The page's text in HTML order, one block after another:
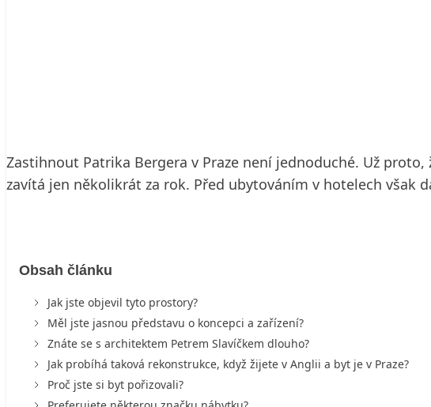
Zastihnout Patrika Bergera v Praze není jednoduché. Už
zavítá jen několikrát za rok. Před ubytováním v hotelech
Obsah článku
Jak jste objevil tyto prostory?
Měl jste jasnou představu o koncepci a zařízení?
Znáte se s architektem Petrem Slavíčkem dlouho?
Jak probíhá taková rekonstrukce, když žijete v Anglii a byt je v Praze?
Proč jste si byt pořizovali?